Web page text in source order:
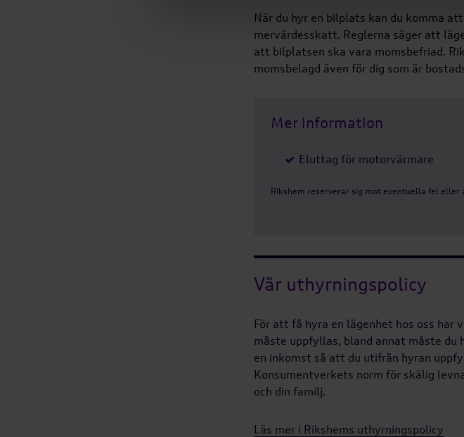
När du hyr en bilplats kan du komma
mervärdesskatt. Reglerna säger att
att bilplatsen ska vara momsbefriad.
momsbelagd även för dig som är
Mer information
Eluttag för motorvärmare
Rikshem reserverar sig mot eventuella fel
Vår uthyrningspolicy
För att få hyra en lägenhet hos oss har
måste uppfyllas, bland annat måste du
en inkomst så att du utifrån hyran
Konsumentverkets norm för skälig
och din familj.
Läs mer i Rikshems uthyrningspolicy